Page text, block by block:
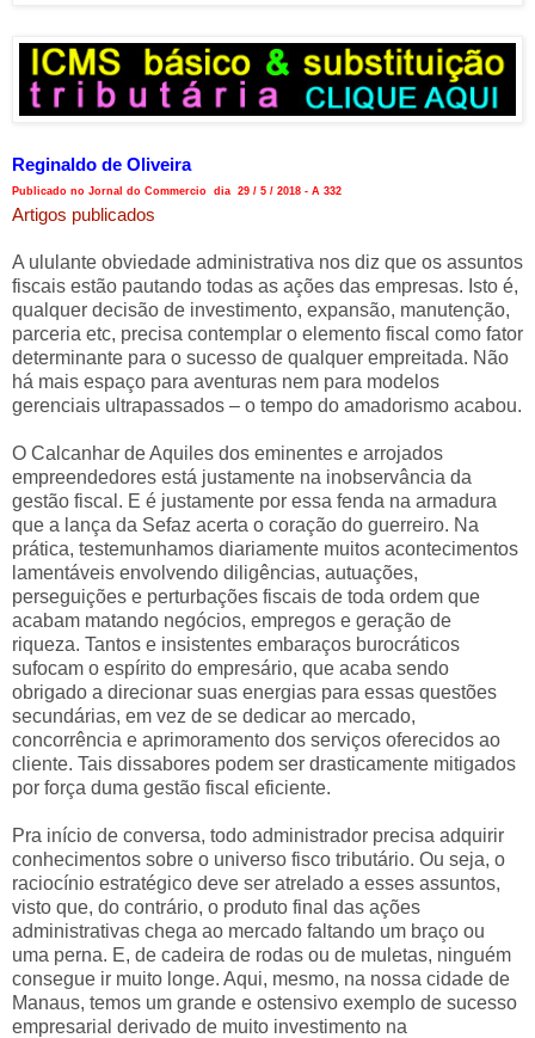
Reginaldo de Oliveira
Publicado no Jornal do Commercio dia 29 / 5 / 2018 - A 332
Artigos publicados
A ululante obviedade administrativa nos diz que os assuntos
fiscais estão pautando todas as ações das empresas. Isto é,
qualquer decisão de investimento, expansão, manutenção,
parceria etc, precisa contemplar o elemento fiscal como fator
determinante para o sucesso de qualquer empreitada. Não
há mais espaço para aventuras nem para modelos
gerenciais ultrapassados – o tempo do amadorismo acabou.
O Calcanhar de Aquiles dos eminentes e arrojados
empreendedores está justamente na inobservância da
gestão fiscal. E é justamente por essa fenda na armadura
que a lança da Sefaz acerta o coração do guerreiro. Na
prática, testemunhamos diariamente muitos acontecimentos
lamentáveis envolvendo diligências, autuações,
perseguições e perturbações fiscais de toda ordem que
acabam matando negócios, empregos e geração de
riqueza. Tantos e insistentes embaraços burocráticos
sufocam o espírito do empresário, que acaba sendo
obrigado a direcionar suas energias para essas questões
secundárias, em vez de se dedicar ao mercado,
concorrência e aprimoramento dos serviços oferecidos ao
cliente. Tais dissabores podem ser drasticamente mitigados
por força duma gestão fiscal eficiente.
Pra início de conversa, todo administrador precisa adquirir
conhecimentos sobre o universo fisco tributário. Ou seja, o
raciocínio estratégico deve ser atrelado a esses assuntos,
visto que, do contrário, o produto final das ações
administrativas chega ao mercado faltando um braço ou
uma perna. E, de cadeira de rodas ou de muletas, ninguém
consegue ir muito longe. Aqui, mesmo, na nossa cidade de
Manaus, temos um grande e ostensivo exemplo de sucesso
empresarial derivado de muito investimento na